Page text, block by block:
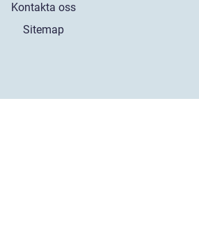
Kontakta oss
Sitemap